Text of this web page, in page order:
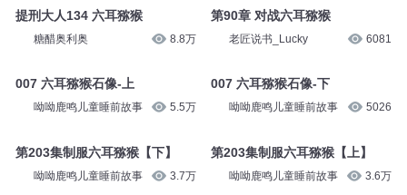
提刑大人134 六耳猕猴
糖醋奥利奥 8.8万
007 六耳猕猴石像-上
呦呦鹿鸣儿童睡前故事 5.5万
第203集制服六耳猕猴【下】
呦呦鹿鸣儿童睡前故事 3.7万
第90章 对战六耳猕猴
老匠说书_Lucky 6081
007 六耳猕猴石像-下
呦呦鹿鸣儿童睡前故事 5026
第203集制服六耳猕猴【上】
呦呦鹿鸣儿童睡前故事 3.6万